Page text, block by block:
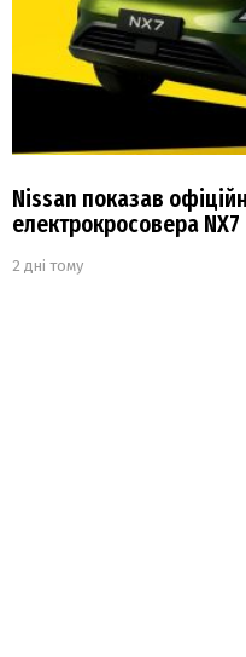
Nissan показав
електрокросовера NX7
2 дні тому